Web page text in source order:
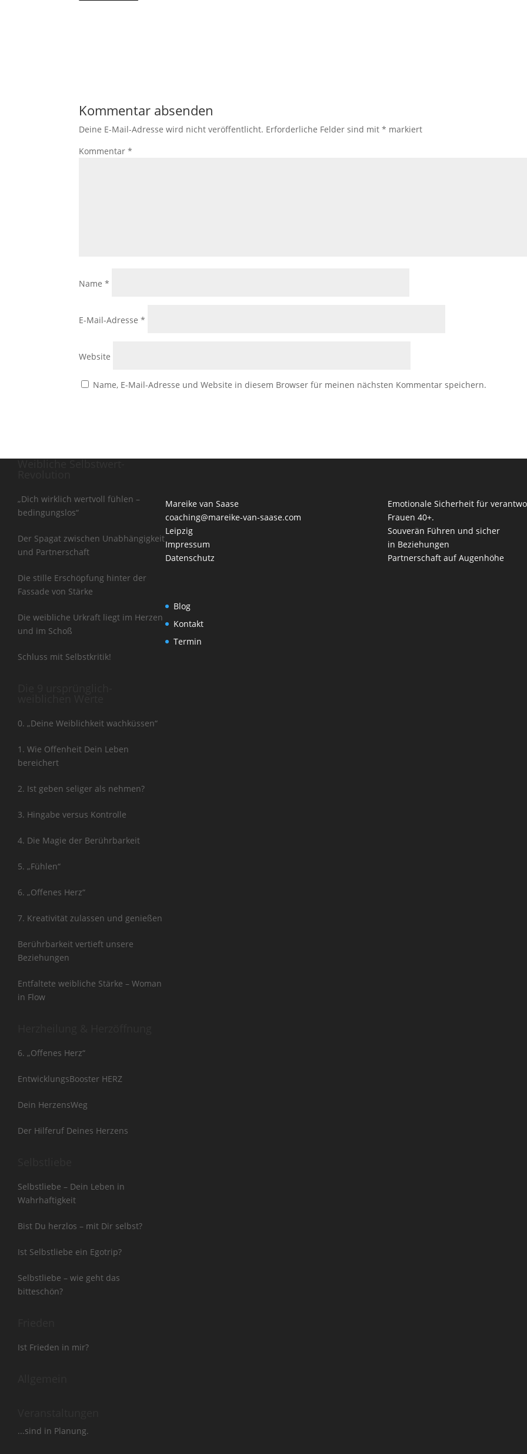
Kommentar absenden
Deine E-Mail-Adresse wird nicht veröffentlicht. Erforderliche Felder sind mit* markiert
Kommentar*
Name*
E-Mail-Adresse*
Website
Name, E-Mail-Adresse und Website in diesem Browser für meinen nächsten Kommentar speichern.
„Dich wirklich wertvoll fühlen –
bedingungslos“
Der Spagat zwischen Unabhängigkeit
und Partnerschaft
Die stille Erschöpfung hinter der
Fassade von Stärke
Die weibliche Urkraft liegt im Herzen
und im Schoß
Schluss mit Selbstkritik!
0. „Deine Weiblichkeit wachküssen“
1. Wie Offenheit Dein Leben
bereichert
2. Ist geben seliger als nehmen?
3. Hingabe versus Kontrolle
4. Die Magie der Berührbarkeit
5. „Fühlen“
6. „Offenes Herz“
7. Kreativität zulassen und genießen
Berührbarkeit vertieft unsere
Beziehungen
Entfaltete weibliche Stärke – Woman
in Flow
6. „Offenes Herz“
EntwicklungsBooster HERZ
Dein HerzensWeg
Der Hilferuf Deines Herzens
Selbstliebe – Dein Leben in
Wahrhaftigkeit
Bist Du herzlos – mit Dir selbst?
Ist Selbstliebe ein Egotrip?
Selbstliebe – wie geht das
bitteschön?
Ist Frieden in mir?
...sind in Planung.
Mareike van Saase
coaching@mareike-van-saase.com
Leipzig
Impressum
Datenschutz
Emotionale Sicherheit für
Frauen 40+.
Souverän Führen und sicher
in Beziehungen
Partnerschaft auf Augenhöhe
Blog
Kontakt
Termin